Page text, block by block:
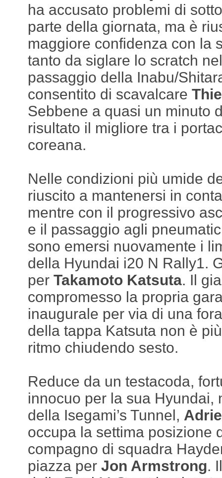
ha accusato problemi di
parte della giornata, ma è
maggiore confidenza con la
tanto da siglare lo scratch
passaggio della Inabu/
consentito di scavalcare
Sebbene a quasi un minuto
risultato il migliore tra i
coreana.
Nelle condizioni più umide
riuscito a mantenersi in
mentre con il progressivo
e il passaggio agli
sono emersi nuovamente i
della Hyundai i20 N Rally1.
per Takamoto Katsuta. Il
compromesso la propria
inaugurale per via di una
della tappa Katsuta non è
ritmo chiudendo sesto.
Reduce da un testacoda,
innocuo per la sua Hyundai,
della Isegami’s Tunnel,
occupa la settima posizione
compagno di squadra
piazza per Jon Armstrong.